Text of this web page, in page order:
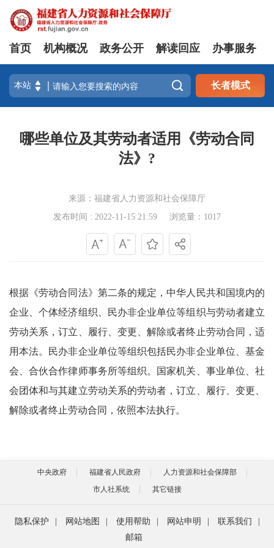
首页 机构概况 政务公开 解读回应 办事服务
 长者模式
哪些单位及其劳动者适用《劳动合同
法》?
来源：福建省人力资源和社会保障厅
发布时间 : 2022-11-15 21:59
浏览量：1017
根据《劳动合同法》第二条的规定，中华人民共和国境内的
企业、个体经济组织、民办非企业单位等组织与劳动者建立
劳动关系，订立、履行、变更、解除或者终止劳动合同，适
用本法。民办非企业单位等组织包括民办非企业单位、基金
会、合伙合作律师事务所等组织。国家机关、事业单位、社
会团体和与其建立劳动关系的劳动者，订立、履行、变更、
解除或者终止劳动合同，依照本法执行。
中央政府 福建省人民政府
人力资源和社会保障部
市人社系统
其它链接
隐私保护 网站地图 使用帮助 网站申明 联系我们
邮箱